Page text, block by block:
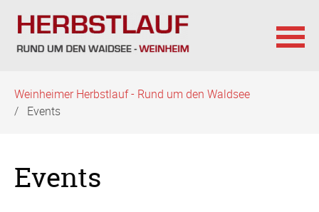
überspringen
Weinheimer Herbstlauf - Rund um den Waldsee
Events
Events